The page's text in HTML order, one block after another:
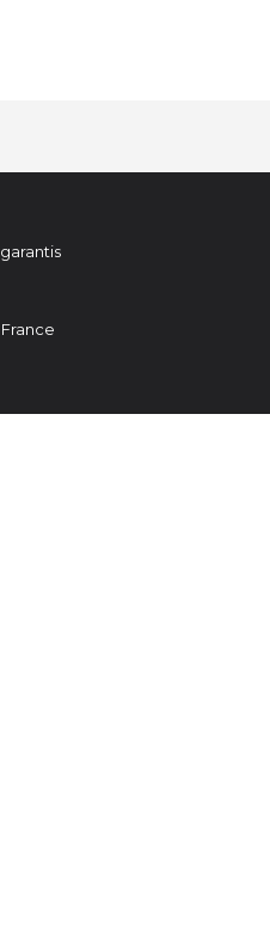
garantis
France